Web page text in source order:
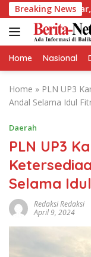
Skip
to
content
Breaking News
Miliar, Setor
Home Nasional
Home » PLN UP3
Andal Selama Idul
Daerah
PLN UP3
Selama
Redaksi Redaksi
April 9, 2024